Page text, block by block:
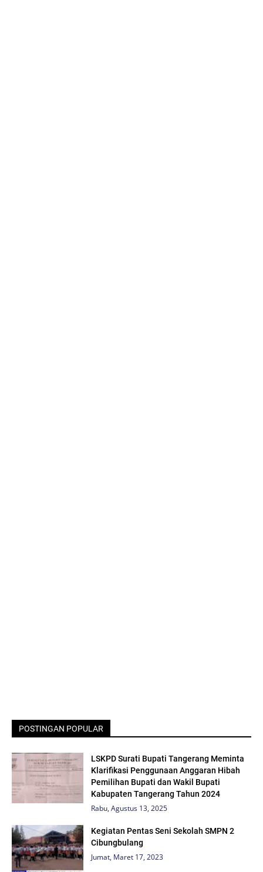
POSTINGAN POPULAR
LSKPD Surati Bupati Tangerang Meminta
Klarifikasi Penggunaan Anggaran Hibah
Pemilihan Bupati dan Wakil Bupati
Kabupaten Tangerang Tahun 2024
Rabu, Agustus 13, 2025
Kegiatan Pentas Seni Sekolah SMPN 2
Cibungbulang
Jumat, Maret 17, 2023